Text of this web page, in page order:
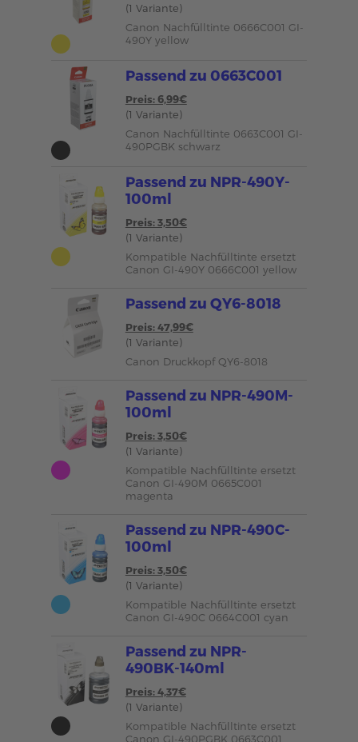
(1 Variante)
Canon Nachfülltinte 0666C001 GI-
490Y yellow
Passend zu 0663C001
Preis: 6,99€
(1 Variante)
Canon Nachfülltinte 0663C001 GI-
490PGBK schwarz
Passend zu NPR-490Y-
100ml
Preis: 3,50€
(1 Variante)
Kompatible Nachfülltinte ersetzt
Canon GI-490Y 0666C001 yellow
Passend zu QY6-8018
Preis: 47,99€
(1 Variante)
Canon Druckkopf QY6-8018
Passend zu NPR-490M-
100ml
Preis: 3,50€
(1 Variante)
Kompatible Nachfülltinte ersetzt
Canon GI-490M 0665C001
magenta
Passend zu NPR-490C-
100ml
Preis: 3,50€
(1 Variante)
Kompatible Nachfülltinte ersetzt
Canon GI-490C 0664C001 cyan
Passend zu NPR-
490BK-140ml
Preis: 4,37€
(1 Variante)
Kompatible Nachfülltinte ersetzt
Canon GI-490PGBK 0663C001